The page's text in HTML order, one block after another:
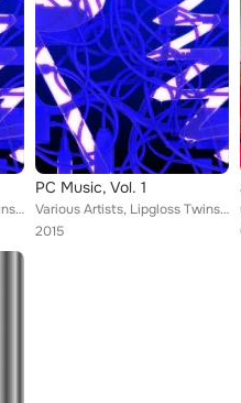
Various Artists, Lipgloss Twins, Thy Slaughter, A. G. Cook feat. Hannah Diamond, GFOTY, Danny L Harle, easyFun
PC Music, Vol. 1
Various Artists, Lipgloss Twins, Thy Slaughter, A. G. Cook, EASYFUN, GFOTY, Danny L Harle feat. Hannah Diamond
2015